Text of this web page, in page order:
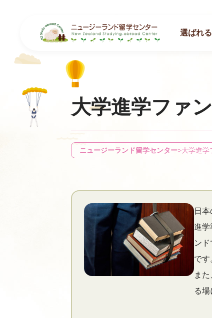
選ばれ
大学進学ファ
ニュージーランド留学センター>大学進学
日
進学
ン
です
ま
る場